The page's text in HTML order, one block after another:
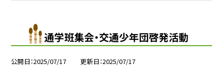
通学班集会・交通少年団啓発活動
公開日 2025/07/17 更新日 2025/07/17